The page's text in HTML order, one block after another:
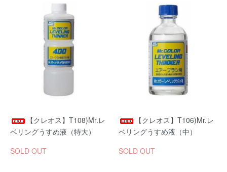
【クレオス】T108)Mr.レ
ベリングうすめ液（特大）
SOLD OUT
【クレオス】T106)Mr.レ
ベリングうすめ液（中）
SOLD OUT